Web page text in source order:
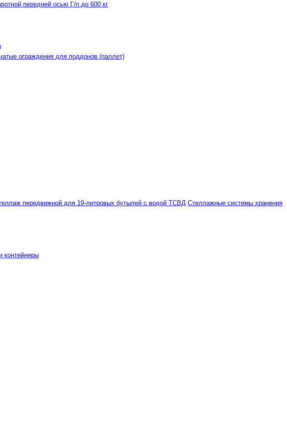
передней осью Г/п до 600 кг
ограждения для поддонов (паллет)
передвижной для 19-литровых бутылей с водой ТСВД Стеллажные системы хранения
контейнеры